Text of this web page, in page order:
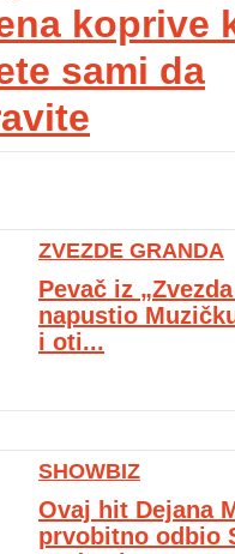
koprive
sami da
ZVEZDE GRANDA
Pevač iz
napustio
i oti...
SHOWBIZ
Ovaj hit Dejana
prvobitno odbio